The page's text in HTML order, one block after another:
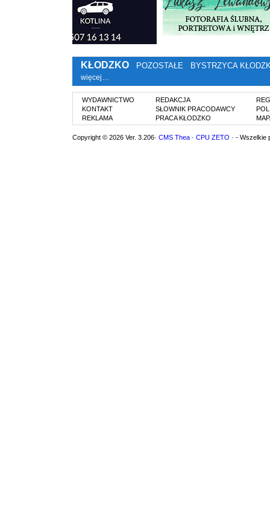
KŁODZKO POZOSTAŁE BYSTRZYCA
więcej…
WYDAWNICTWO
KONTAKT
REKLAMA
REDAKCJA
SŁOWNIK PRACODAWCY
PRACA KŁODZKO
Copyright © 2026 Ver. 3.206· CMS Thea · CPU ZETO · - Wszelkie